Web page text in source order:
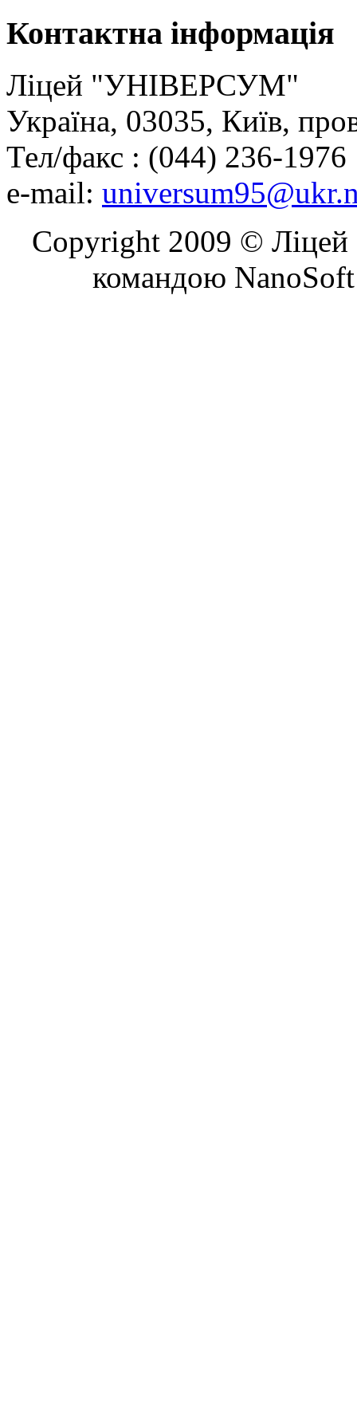
Контактна інформація
Ліцей "УНІВЕРСУМ"
Україна, 03035, Київ,
Тел/факс : (044) 236-1976
e-mail:
Copyright 2009 © Ліцей
командою